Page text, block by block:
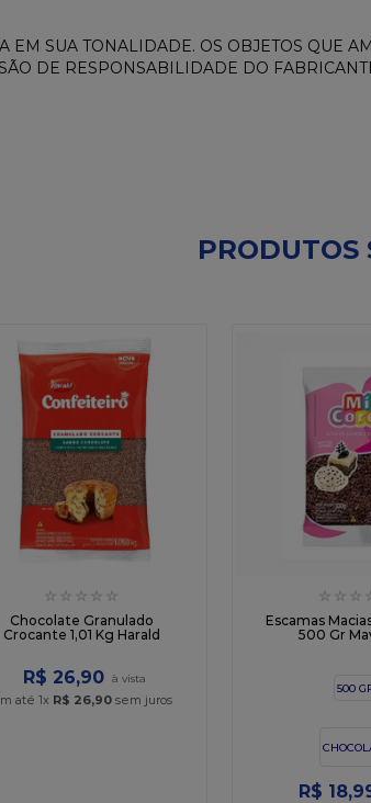
EM SUA TONALIDADE. OS OBJETOS QUE
DE RESPONSABILIDADE DO
PRODUTOS
☆ ☆ ☆ ☆ ☆
Chocolate Granulado
Crocante 1,01 Kg Harald
R$ 26,90
até1x R$ 26,90 sem juros
☆ ☆ ☆
Escamas
500 Gr
500
R$ 18,